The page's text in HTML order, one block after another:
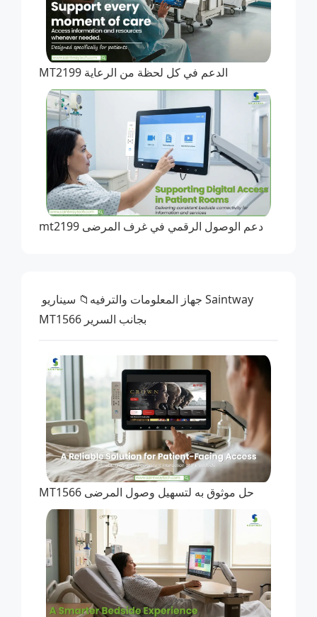
الدعم في كل لحظة من الرعاية MT2199
دعم الوصول الرقمي في غرف المرضى mt2199
📁 سيناريو جهاز المعلومات والترفيه Saintway
MT1566 بجانب السرير
حل موثوق به لتسهيل وصول المرضى MT1566